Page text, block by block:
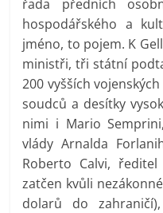
řada předních
hospodářského a
jméno, to pojem. K
ministři, tři státní
200 vyšších
soudců a desítky
nimi i Mario
vlády Arnalda
Roberto Calvi,
zatčen kvůli
dolarů do